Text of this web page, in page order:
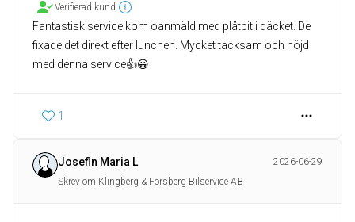
Verifierad kund
Fantastisk service kom oanmäld med plåtbit i däcket. De
fixade det direkt efter lunchen. Mycket tacksam och nöjd
med denna service👍😀
1
Josefin Maria L
2026-06-29
Skrev om Klingberg & Forsberg Bilservice AB